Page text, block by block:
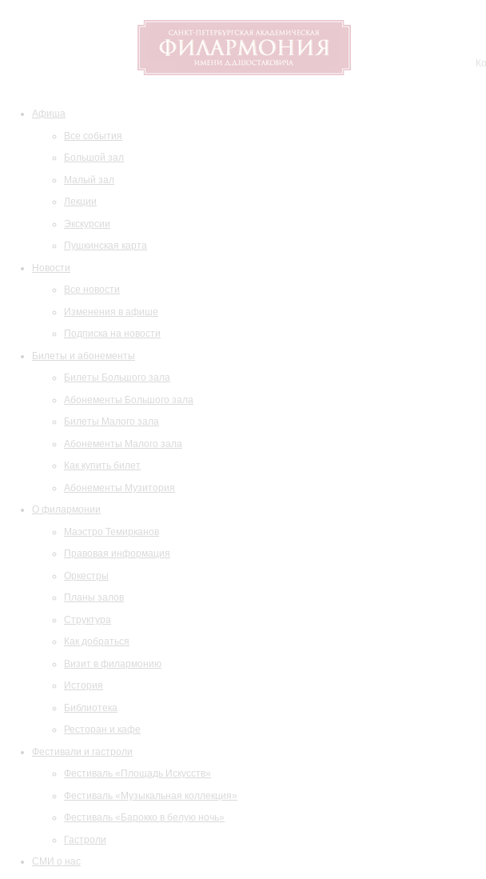
Афиша
Все события
Большой зал
Малый зал
Лекции
Экскурсии
Пушкинская карта
Новости
Все новости
Изменения в афише
Подписка на новости
Билеты и абонементы
Билеты Большого зала
Абонементы Большого зала
Билеты Малого зала
Абонементы Малого зала
Как купить билет
Абонементы Музитория
О филармонии
Маэстро Темирканов
Правовая информация
Оркестры
Планы залов
Структура
Как добраться
Визит в филармонию
История
Библиотека
Ресторан и кафе
Фестивали и гастроли
Фестиваль «Площадь Искусств»
Фестиваль «Музыкальная коллекция»
Фестиваль «Барокко в белую ночь»
Гастроли
СМИ о нас